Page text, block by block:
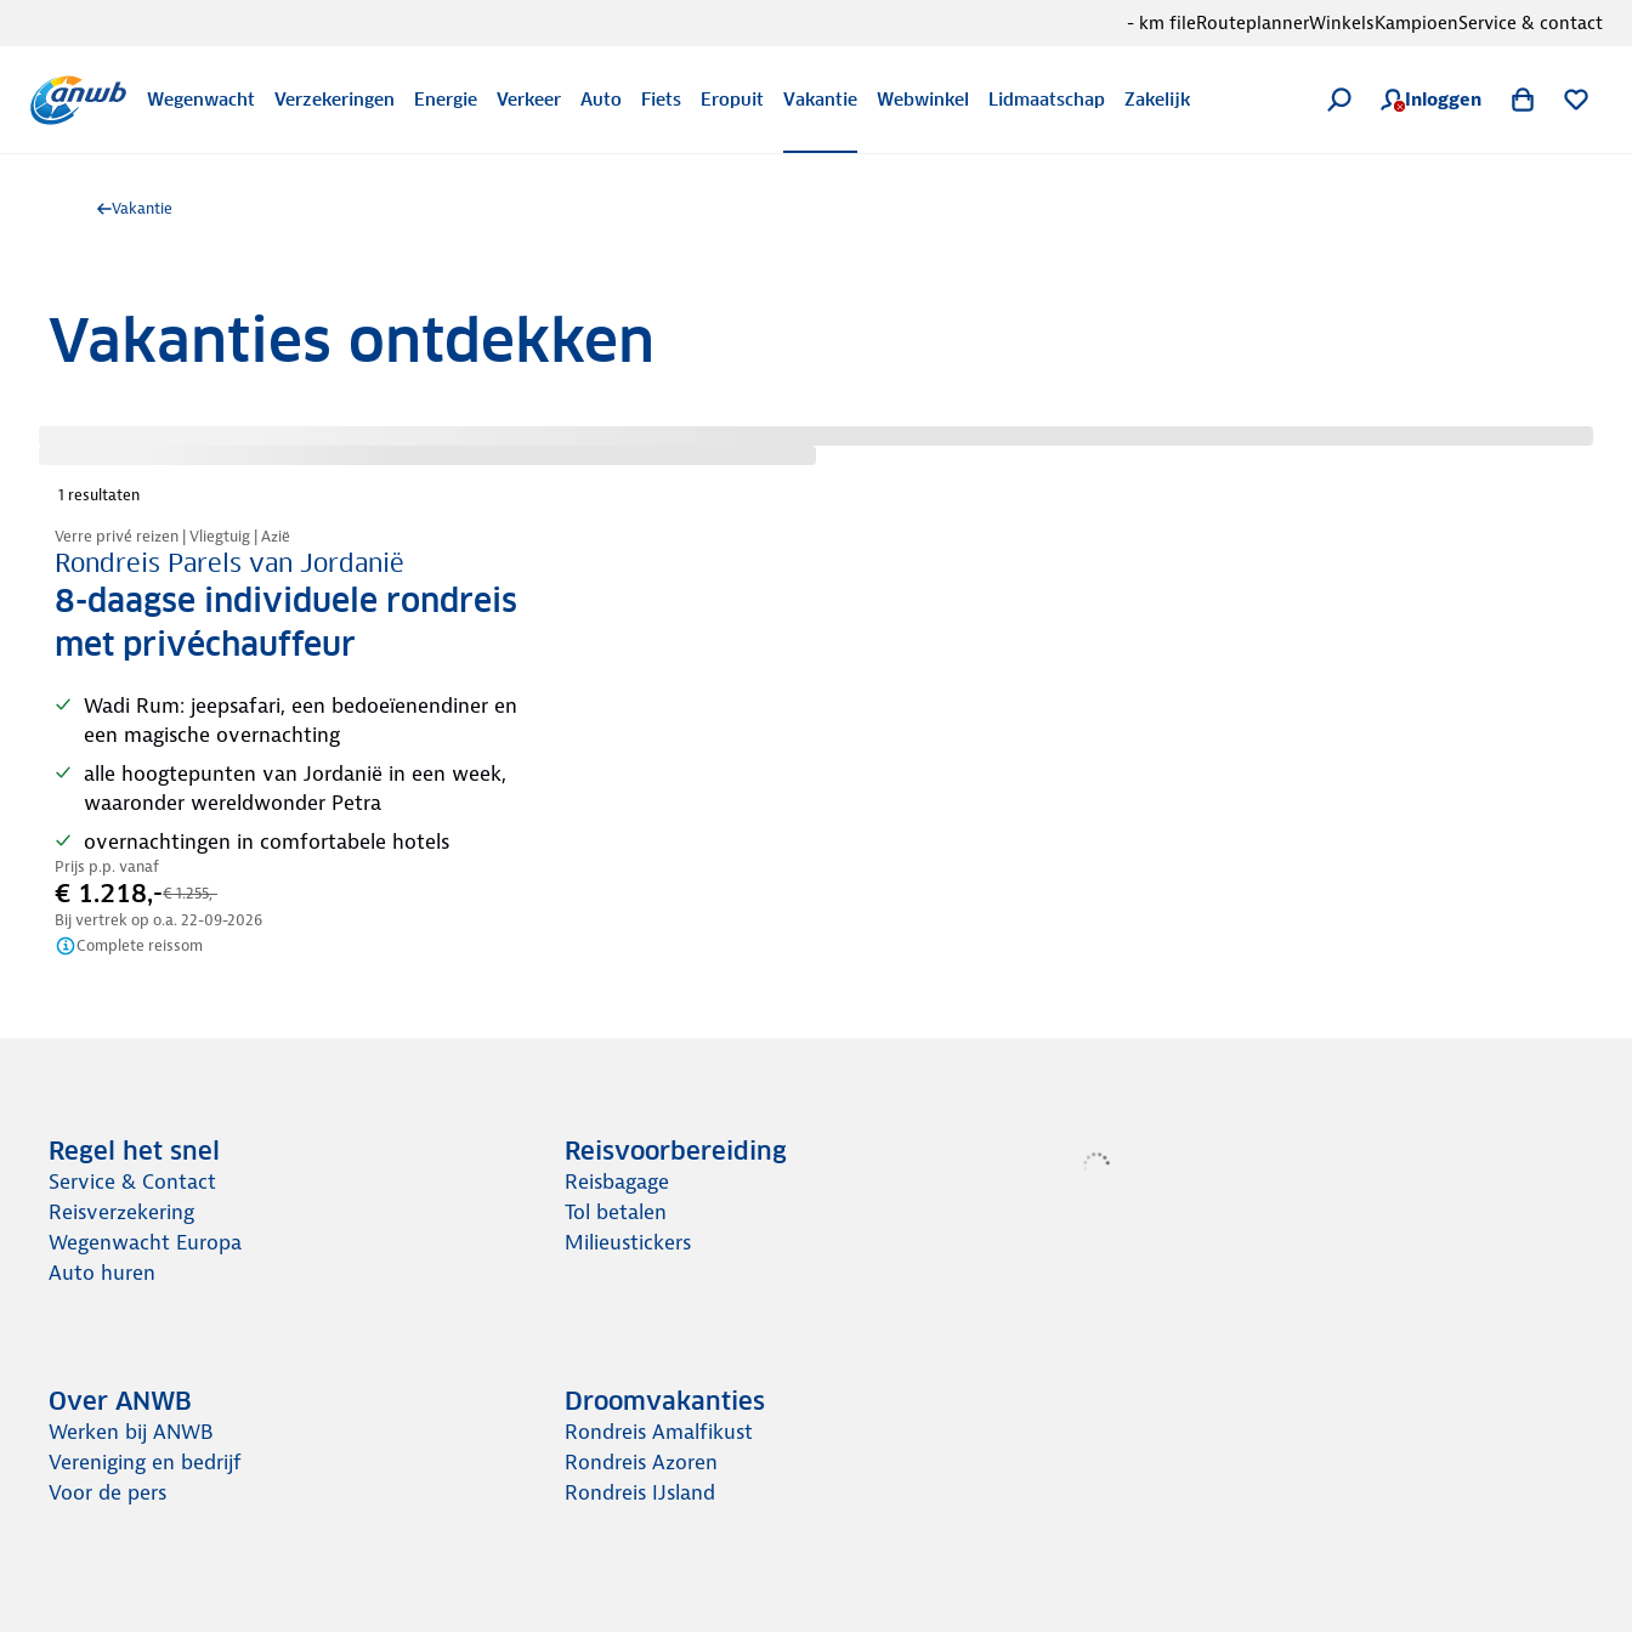
Wegenwacht Verzekeringen Energie Verkeer Auto Fiets Eropuit Vakantie Webwinkel Lidmaatschap Zakelijk Inloggen
- km fileRouteplannerWinkelsKampioenService & contact
Vakantie
Vakanties ontdekken
1 resultaten
Nazomer korting
Verre privé reizen | Vliegtuig | Azië
Rondreis Parels van Jordanië
8-daagse individuele rondreis
met privéchauffeur
Wadi Rum: jeepsafari, een bedoeïenendiner en
een magische overnachting
alle hoogtepunten van Jordanië in een week,
waaronder wereldwonder Petra
overnachtingen in comfortabele hotels
Prijs p.p. vanaf
€ 1.218,-€ 1.255,-
Bij vertrek op o.a. 22-09-2026
Complete reissom
Regel het snel
Service & Contact
Reisverzekering
Wegenwacht Europa
Auto huren
Reisvoorbereiding
Reisbagage
Tol betalen
Milieustickers
Over ANWB
Werken bij ANWB
Vereniging en bedrijf
Voor de pers
Droomvakanties
Rondreis Amalfikust
Rondreis Azoren
Rondreis IJsland